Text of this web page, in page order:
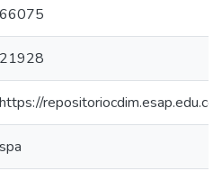
66075
21928
https://
spa